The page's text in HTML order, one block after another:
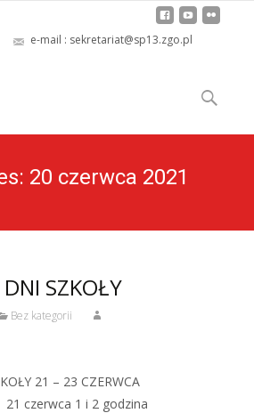
e-mail : sekretariat@sp13.zgo.pl
to
content
Szukaj:
20 czerwca 2021
SZKOŁY
Bez kategorii
21 – 23 CZERWCA
21 czerwca 1 i 2 godzina